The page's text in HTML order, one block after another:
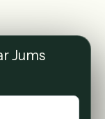
Jums